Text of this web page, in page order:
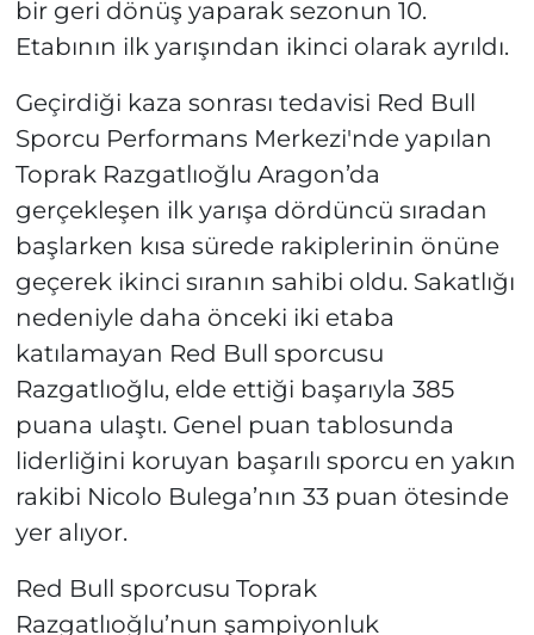
bir geri dönüş yaparak sezonun 10.
Etabının ilk yarışından ikinci olarak ayrıldı.
Geçirdiği kaza sonrası tedavisi Red Bull
Sporcu Performans Merkezi'nde yapılan
Toprak Razgatlıoğlu Aragon’da
gerçekleşen ilk yarışa dördüncü sıradan
başlarken kısa sürede rakiplerinin önüne
geçerek ikinci sıranın sahibi oldu. Sakatlığı
nedeniyle daha önceki iki etaba
katılamayan Red Bull sporcusu
Razgatlıoğlu, elde ettiği başarıyla 385
puana ulaştı. Genel puan tablosunda
liderliğini koruyan başarılı sporcu en yakın
rakibi Nicolo Bulega’nın 33 puan ötesinde
yer alıyor.
Red Bull sporcusu Toprak
Razgatlıoğlu’nun şampiyonluk